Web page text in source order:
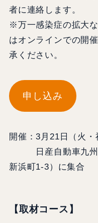
者に連絡します。
※万一感染症の拡大
はオンラインでの開
承ください。
申し込み
開催：3月21日（火
日産自動車九州ゲ
新浜町1-3）に集合
【取材コース】